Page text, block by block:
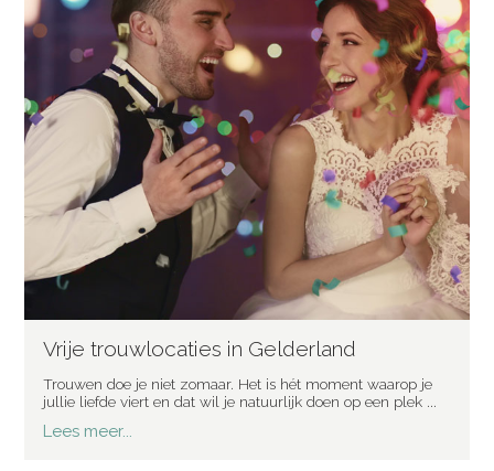
Vrije trouwlocaties in Gelderland
Trouwen doe je niet zomaar. Het is hét moment waarop je
jullie liefde viert en dat wil je natuurlijk doen op een plek ...
Lees meer...